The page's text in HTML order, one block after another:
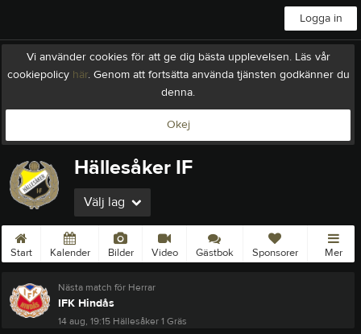
Logga in
Vi använder cookies för att ge dig bästa upplevelsen. Läs vår
cookiepolicy här. Genom att fortsätta använda tjänsten godkänner du
denna.
Okej
Hällesåker IF
Välj lag
Start Kalender Bilder Video Gästbok Sponsorer Mer
Nästa match för Herrar
IFK Hindås
14 aug, 19:15 Hällesåker 1 Gräs